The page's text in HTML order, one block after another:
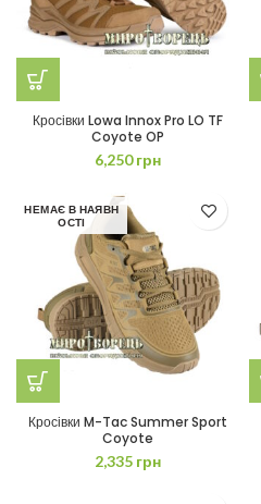
Кросівки Lowa Innox Pro LO TF
Coyote OP
6,250грн
НЕМАЄ В НАЯВН
ОСТІ
Кросівки M-Tac Summer Sport
Coyote
2,335 грн